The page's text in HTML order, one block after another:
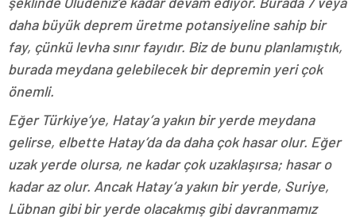
daha büyük deprem üretme potansiyeline sahip bir
fay, çünkü levha sınır fayıdır. Biz de bunu planlamıştık,
burada meydana gelebilecek bir depremin yeri çok
önemli.
Eğer Türkiye’ye, Hatay’a yakın bir yerde meydana
gelirse, elbette Hatay’da da daha çok hasar olur. Eğer
uzak yerde olursa, ne kadar çok uzaklaşırsa; hasar o
kadar az olur. Ancak Hatay’a yakın bir yerde, Suriye,
Lübnan gibi bir yerde olacakmış gibi davranmamız